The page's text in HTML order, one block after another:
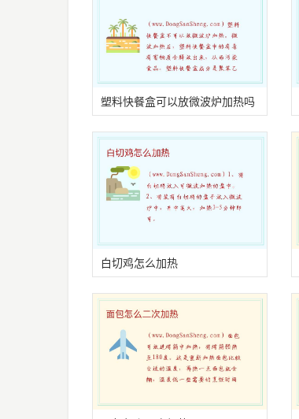
塑料快餐盒可以放微波炉加热吗
白切鸡怎么加热